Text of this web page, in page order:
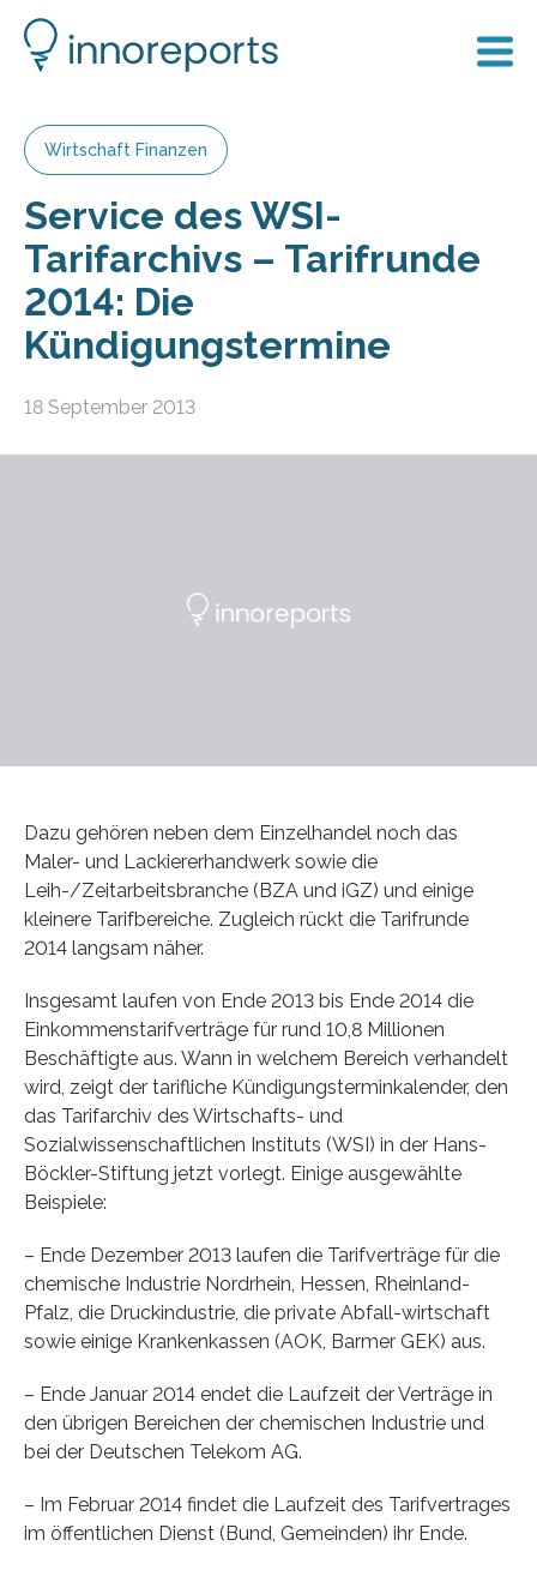
Wirtschaft Finanzen
Service des WSI-
Tarifarchivs – Tarifrunde
2014: Die
Kündigungstermine
18 September 2013
Dazu gehören neben dem Einzelhandel noch das
Maler- und Lackiererhandwerk sowie die
Leih-/Zeitarbeitsbranche (BZA und iGZ) und einige
kleinere Tarifbereiche. Zugleich rückt die Tarifrunde
2014 langsam näher.
Insgesamt laufen von Ende 2013 bis Ende 2014 die
Einkommenstarifverträge für rund 10,8 Millionen
Beschäftigte aus. Wann in welchem Bereich verhandelt
wird, zeigt der tarifliche Kündigungsterminkalender, den
das Tarifarchiv des Wirtschafts- und
Sozialwissenschaftlichen Instituts (WSI) in der Hans-
Böckler-Stiftung jetzt vorlegt. Einige ausgewählte
Beispiele:
– Ende Dezember 2013 laufen die Tarifverträge für die
chemische Industrie Nordrhein, Hessen, Rheinland-
Pfalz, die Druckindustrie, die private Abfall-wirtschaft
sowie einige Krankenkassen (AOK, Barmer GEK) aus.
– Ende Januar 2014 endet die Laufzeit der Verträge in
den übrigen Bereichen der chemischen Industrie und
bei der Deutschen Telekom AG.
– Im Februar 2014 findet die Laufzeit des Tarifvertrages
im öffentlichen Dienst (Bund, Gemeinden) ihr Ende.